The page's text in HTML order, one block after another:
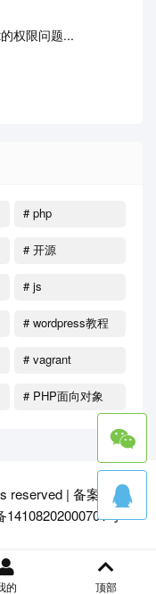
权限问题...
# php
# 开源
# js
# wordpress教程
# vagrant
# PHP面向对象
reserved | 备案号：晋
14108202000701号
的 顶部